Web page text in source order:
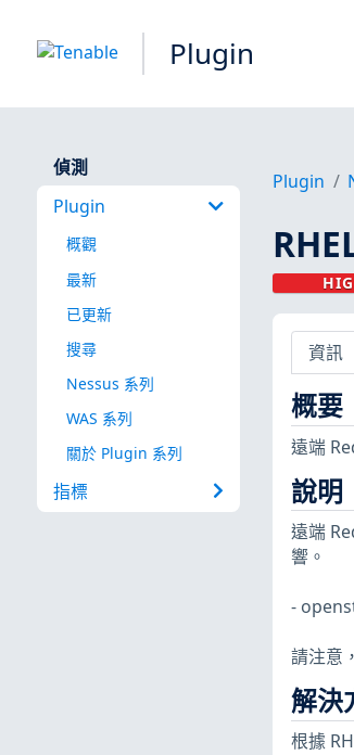
Plugin
偵測
Plugin
概觀
最新
已更新
搜尋
Nessus 系列
WAS 系列
關於 Plugin 系列
指標
Plugin
資訊
概要
遠端
說明
遠端
響。
-
請注意
解決
根據